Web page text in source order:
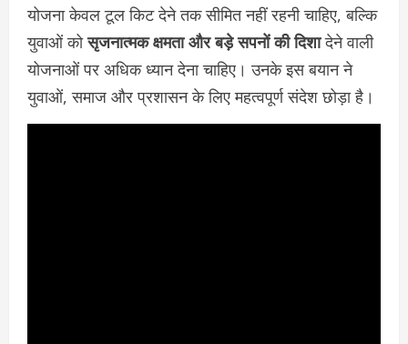
योजना केवल टूल किट देने तक सीमित नहीं रहनी चाहिए, बल्कि
युवाओं कोसृजनात्मक क्षमता और बड़े सपनों की दिशादेने वाली
योजनाओं पर अधिक ध्यान देना चाहिए। उनके इस बयान ने
युवाओं, समाज और प्रशासन के लिए महत्वपूर्ण संदेश छोड़ा है।